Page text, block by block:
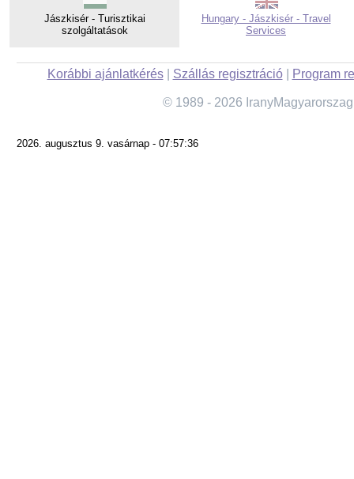
Jászkisér - Turisztikai
szolgáltatások
Hungary - Jászkisér - Travel
Services
Korábbi ajánlatkérés| Szállás regisztráció| Program
© 1989 - 2026
2026. augusztus 9. vasárnap - 07:57:36